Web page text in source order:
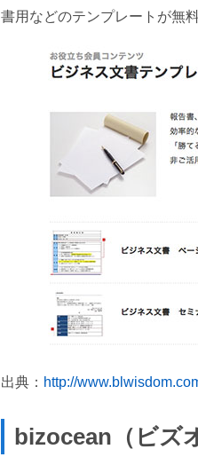
書用などのテンプレートが無
出典： http://
bizocean（ビズ